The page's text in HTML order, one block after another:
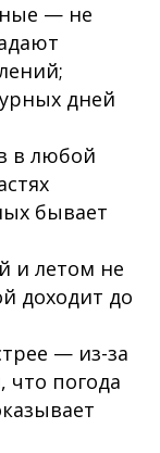
— не
дней
в любой
бывает
и летом не
доходит до
— из-за
что погода